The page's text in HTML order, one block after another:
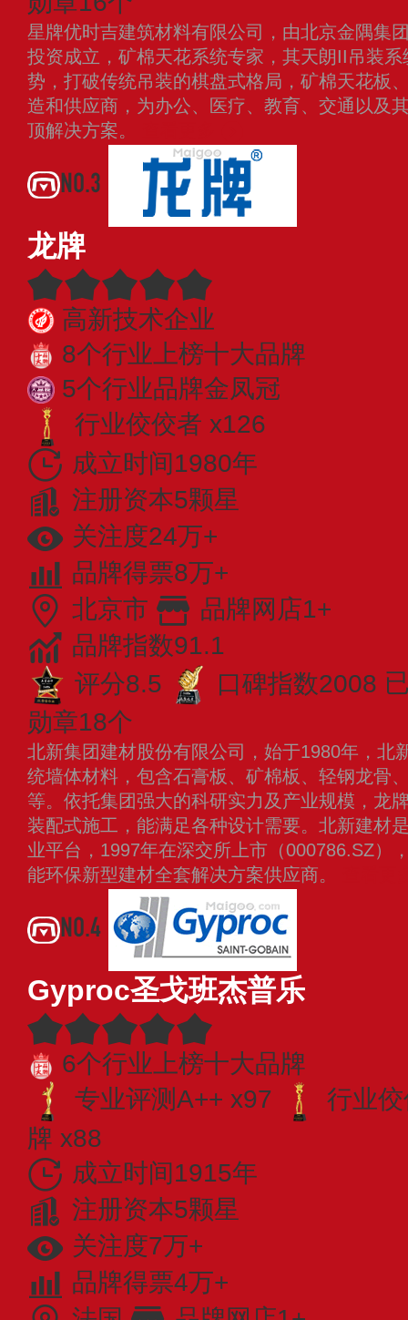
星牌优时吉建筑材料有限公司，由北京金隅集
投资成立，矿棉天花系统专家，其天朗II吊装
势，打破传统吊装的棋盘式格局，矿棉天花板
造和供应商，为办公、医疗、教育、交通以及
顶解决方案。
NO.3
龙牌
高新技术企业
8个行业上榜十大品牌
5个行业品牌金凤冠
行业佼佼者 x126
成立时间1980年
注册资本5颗星
关注度24万+
品牌得票8万+
北京市
品牌网店1+
品牌指数91.1
评分8.5
口碑指数2008
勋章18个
北新集团建材股份有限公司，始于1980年，北
统墙体材料，包含石膏板、矿棉板、轻钢龙骨
等。依托集团强大的科研实力及产业规模，龙
装配式施工，能满足各种设计需要。北新建材
业平台，1997年在深交所上市（000786.SZ）
能环保新型建材全套解决方案供应商。
NO.4
Gyproc圣戈班杰普乐
6个行业上榜十大品牌
专业​评测A++ x97
行业
牌 x88
成立时间1915年
注册资本5颗星
关注度7万+
品牌得票4万+